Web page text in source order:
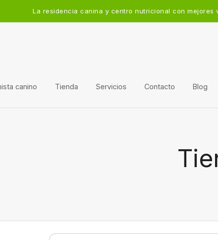
La residencia canina y centro nutricional con mejores
canino Tienda Servicios Contacto Blog